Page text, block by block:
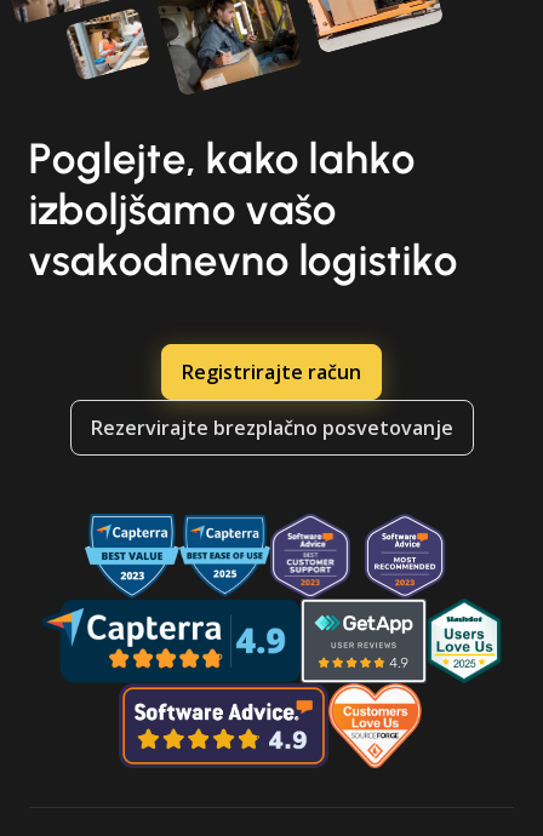
Poglejte, kako lahko
izboljšamo vašo
vsakodnevno logistiko
Registrirajte račun
Rezervirajte brezplačno posvetovanje